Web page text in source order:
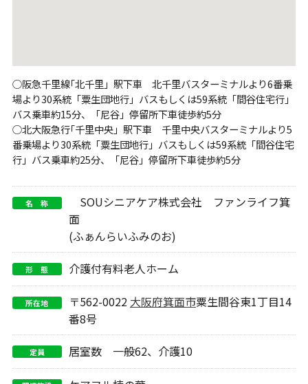
○阪急千里線｢北千里」駅下車 北千里バスターミナルより6番乗
場より30系統「粟生団地行」バスもしくは59系統「間谷住宅行」
バス乗車約15分、「尼谷」停留所下車徒歩約5分
○北大阪急行｢千里中央」駅下車 千里中央バスターミナルより5
番乗場より30系統「粟生団地行」バスもしくは59系統「間谷住宅
行」バス乗車約25分、「尼谷」停留所下車徒歩約5分
名 称
SOUシニアケア株式会社 ファンライフ箕
面
(ふぁんらいふみのお)
形 態 介護付有料老人ホーム
所在地 〒562-0022 大阪府箕面市粟生間谷東1丁目14
番8号
定員 居室数 一般62、介護10